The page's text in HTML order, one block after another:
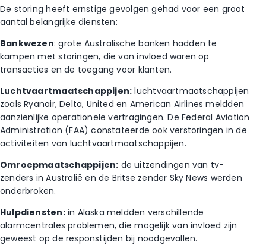
De storing heeft ernstige gevolgen gehad voor een groot
aantal belangrijke diensten:
Bankwezen: grote Australische banken hadden te
kampen met storingen, die van invloed waren op
transacties en de toegang voor klanten.
Luchtvaartmaatschappijen: luchtvaartmaatschappijen
zoals Ryanair, Delta, United en American Airlines meldden
aanzienlijke operationele vertragingen. De Federal Aviation
Administration (FAA) constateerde ook verstoringen in de
activiteiten van luchtvaartmaatschappijen.
Omroepmaatschappijen: de uitzendingen van tv-
zenders in Australië en de Britse zender Sky News werden
onderbroken.
Hulpdiensten:in Alaska meldden verschillende
alarmcentrales problemen, die mogelijk van invloed zijn
geweest op de responstijden bij noodgevallen.